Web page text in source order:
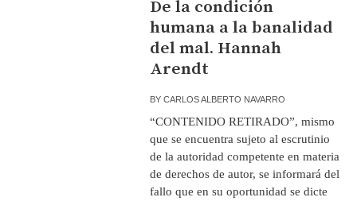
De la condición
humana a la banalidad
del mal. Hannah
Arendt
BYCARLOS ALBERTO NAVARRO
“CONTENIDO RETIRADO”, mismo
que se encuentra sujeto al escrutinio
de la autoridad competente en materia
de derechos de autor, se informará del
fallo que en su oportunidad se dicte